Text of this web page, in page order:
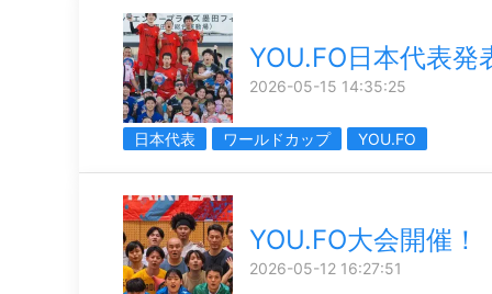
YOU.FO日本代表発
2026-05-15 14:35:25
日本代表 ワールドカップ YOU.FO
YOU.FO大会開催！
2026-05-12 16:27:51